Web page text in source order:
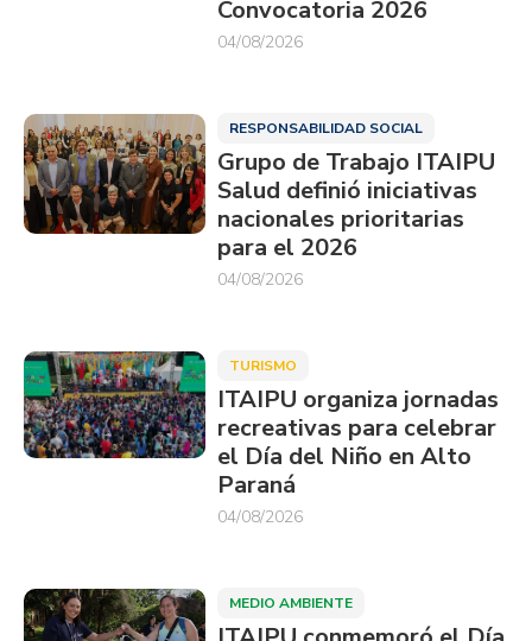
Convocatoria 2026
04/08/2026
RESPONSABILIDAD SOCIAL
Grupo de Trabajo ITAIPU
Salud definió iniciativas
nacionales prioritarias
para el 2026
04/08/2026
TURISMO
ITAIPU organiza jornadas
recreativas para celebrar
el Día del Niño en Alto
Paraná
04/08/2026
MEDIO AMBIENTE